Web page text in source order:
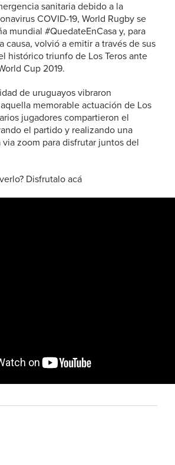
sanitaria debido a la
COVID-19, World Rugby se
mundial #QuedateEnCasa y, para
causa, volvió a emitir a través de sus
histórico triunfo de Los Teros ante
Cup 2019.
de uruguayos vibraron
memorable actuación de Los
jugadores compartieron el
el partido y realizando una
zoom para disfrutar juntos del
Disfrutalo acá